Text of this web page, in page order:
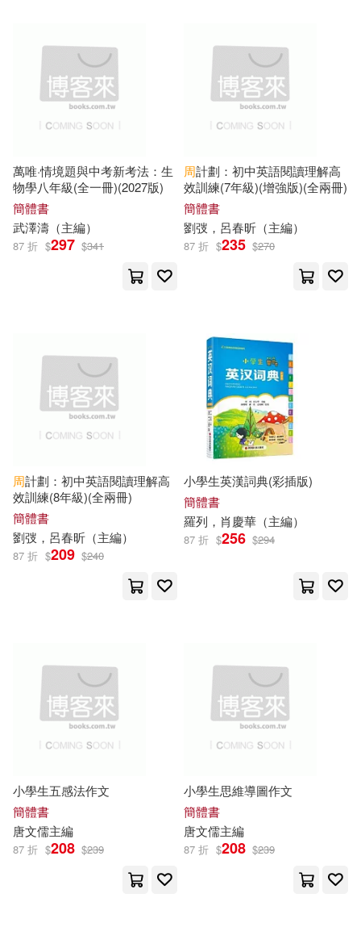
研究生入學考試專家組主編(10)
秦泉（主編）(10)
蘇士澍（主編）(10)
蘇小霞(10)
陳志剛（主編）(10)
陶紅亮（主編）(10)
鷲宮だいじん(10)
ながえSTYLE(9)
京橋こより(9)
何兆熊（主編）(9) 傅佩榮(9)
劉弢等（主編）(9)
劉敬余（主編）(9)
中原農民出版社(59)
吉林大學出版社(59)
湖南少年兒童出版社(59)
中國法制出版社(58)
人民教育出版社(58)
中醫古籍出版社(57)
北京出版社(57)
中國少年兒童出版社(56)
山東科學技術出版社(55)
上海遠東出版社(54)
天下文化(54)
華中師範大學出版社(54)
中國大百科全書出版社(53)
萬唯·情境題與中考新考法：生
物學八年級(全一冊)(2027版)
簡體書
武澤濤（主編）
87 折 $297 $341
周計劃：初中英語閱讀理解高
效訓練(7年級)(增強版)(全兩冊)
簡體書
劉弢，呂春昕（主編）
87 折 $235 $270
周計劃：初中英語閱讀理解高
效訓練(8年級)(全兩冊)
簡體書
劉弢，呂春昕（主編）
87 折 $209 $240
小學生英漢詞典(彩插版)
簡體書
羅列，肖慶華（主編）
87 折 $256 $294
小學生五感法作文
簡體書
唐文儒主編
87 折 $208 $239
小學生思維導圖作文
簡體書
唐文儒主編
87 折 $208 $239